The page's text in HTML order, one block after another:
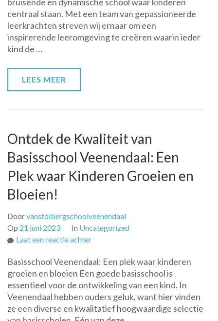
van
Basisschool
Rotterdam:
Waar
centraal staan. Met een team van gepassioneerde
leerkrachten streven wij ernaar om een
inspirerende leeromgeving te creëren waarin ieder
kind de …
LEES MEER
Ontdek de Kwaliteit van
Basisschool Veenendaal: Een
Plek waar Kinderen Groeien en
Bloeien!
Doorvanstolbergschoolveenendaal
Op 21 juni 2023 In Uncategorized
Laat een reactie achterop
de
Kwaliteit
van
Basisschool
Veenendaal:
Basisschool Veenendaal: Een plek waar kinderen
groeien en bloeien Een goede basisschool is
essentieel voor de ontwikkeling van een kind. In
Veenendaal hebben ouders geluk, want hier vinden
ze een diverse en kwalitatief hoogwaardige selectie